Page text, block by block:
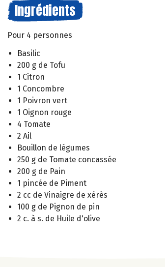
Ingrédients
Pour 4 personnes
Basilic
200 g de Tofu
1 Citron
1 Concombre
1 Poivron vert
1 Oignon rouge
4 Tomate
2 Ail
Bouillon de légumes
250 g de Tomate concassée
200 g de Pain
1 pincée de Piment
2 cc de Vinaigre de xérès
100 g de Pignon de pin
2 c. à s. de Huile d'olive